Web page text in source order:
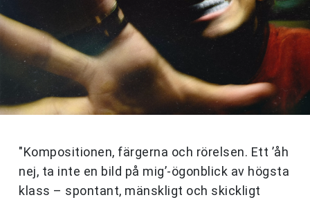
"Kompositionen, färgerna och rörelsen. Ett ’åh
nej, ta inte en bild på mig’-ögonblick av högsta
klass – spontant, mänskligt och skickligt